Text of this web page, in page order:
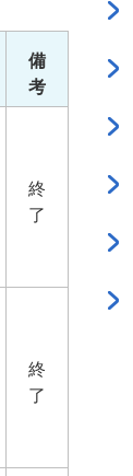
備
考
終
了
終
了